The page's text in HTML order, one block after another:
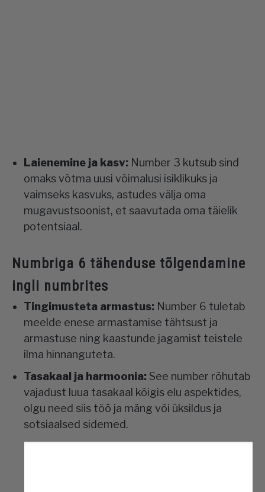
Laienemine ja kasv: Number 3 kutsub sind
omaks võtma uusi võimalusi isiklikuks ja
vaimseks kasvuks, astudes välja oma
mugavustsoonist, et saavutada oma täielik
potentsiaal.
Numbriga 6 tähenduse tõlgendamine
ingli numbrites
Tingimusteta armastus: Number 6 tuletab
meelde enese armastamise tähtsust ja
armastuse ning kaastunde jagamist teistele
ilma hinnanguteta.
Tasakaal ja harmoonia: See number rõhutab
vajadust luua tasakaal kõigis elu aspektides,
olgu need siis töö ja mäng või üksildus ja
sotsiaalsed sidemed.